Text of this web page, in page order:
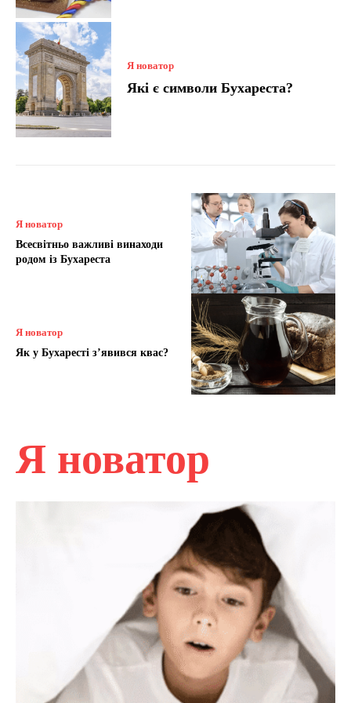
Я новатор
Які є символи Бухареста?
Я новатор
Всесвітньо важливі винаходи
родом із Бухареста
Я новатор
Як у Бухаресті з’явився квас?
Я новатор